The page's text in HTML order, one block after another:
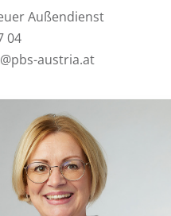
Außendienst
04
austria.at